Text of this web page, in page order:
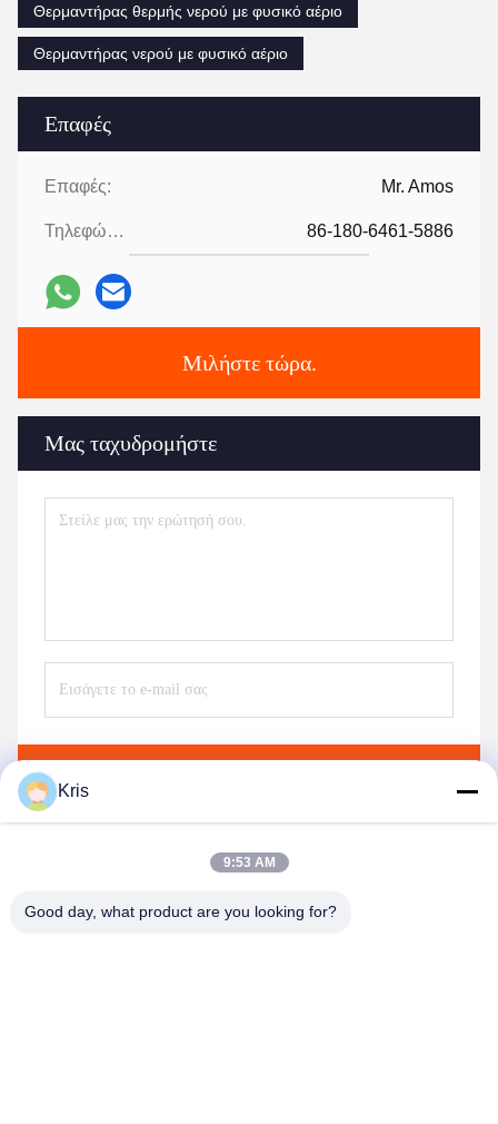
Επαφές
Επαφές: Mr. Amos
Τηλεφώνημα: 86-180-6461-5886
Μιλήστε τώρα.
Μας ταχυδρομήστε
Θερμαντήρας θερμής νερού με φυσικό αέριο
Θερμαντήρας νερού με φυσικό αέριο
Kris
9:53 AM
Good day, what product are you looking for?